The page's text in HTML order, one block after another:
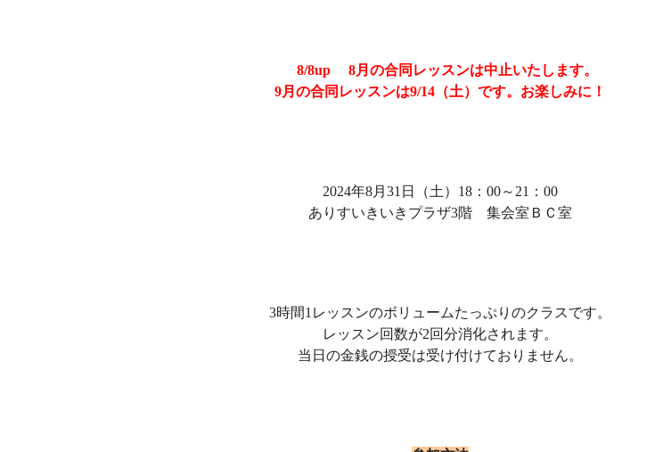
8/8up 8月の合同レッスンは中止いたします。
9月の合同レッスンは9/14（土）です。お楽しみに！
2024年8月31日（土）18：00～21：00
ありすいきいきプラザ3階 集会室ＢＣ室
3時間1レッスンのボリュームたっぷりのクラスです。
レッスン回数が2回分消化されます。
当日の金銭の授受は受け付けておりません。